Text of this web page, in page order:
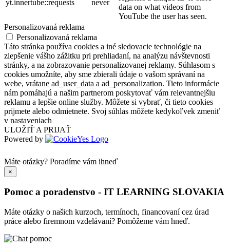
yt.innertube::requests never
data on what videos from
YouTube the user has seen.
Personalizovaná reklama
Personalizovaná reklama
Táto stránka používa cookies a iné sledovacie technológie na
zlepšenie vášho zážitku pri prehliadaní, na analýzu návštevnosti
stránky, a na zobrazovanie personalizovanej reklamy. Súhlasom s
cookies umožníte, aby sme zbierali údaje o vašom správaní na
webe, vrátane ad_user_data a ad_personalization. Tieto informácie
nám pomáhajú a našim partnerom poskytovať vám relevantnejšiu
reklamu a lepšie online služby. Môžete si vybrať, či tieto cookies
prijmete alebo odmietnete. Svoj súhlas môžete kedykoľvek zmeniť
v nastaveniach
ULOŽIŤ A PRIJAŤ
Powered by
Máte otázky? Poradíme vám ihneď
×
Pomoc a poradenstvo - IT LEARNING SLOVAKIA
Máte otázky o našich kurzoch, termínoch, financovaní cez úrad
práce alebo firemnom vzdelávaní? Pomôžeme vám hneď.